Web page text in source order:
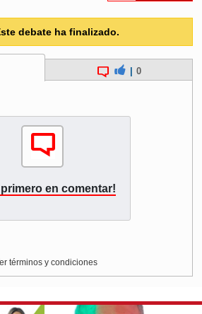
debate ha finalizado.
0
primero en comentar!
términos y condiciones